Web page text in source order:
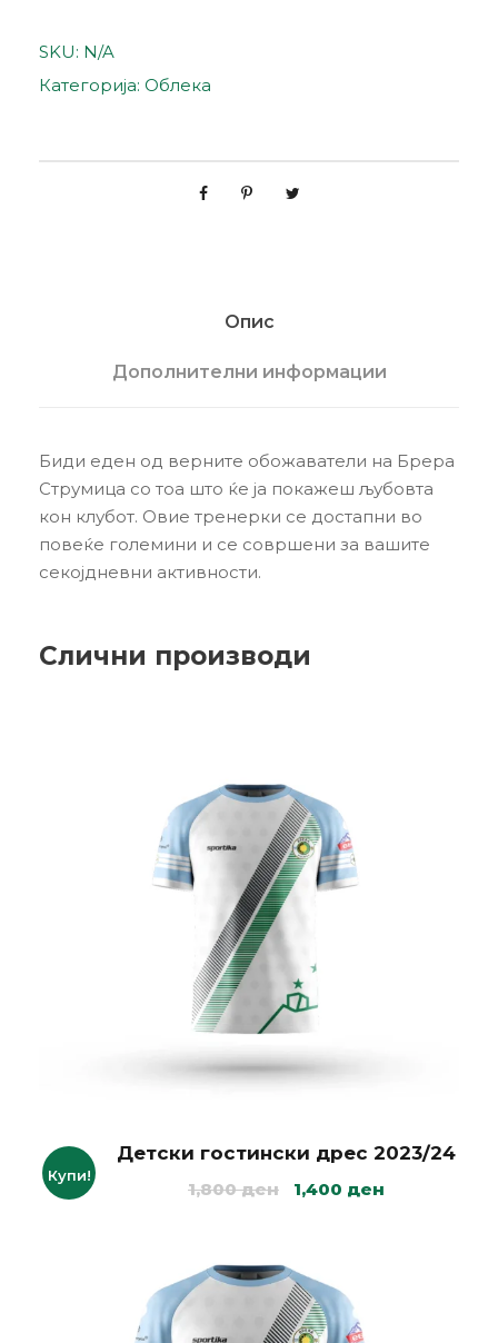
SKU: N/A
Категорија: Облека
Опис
Дополнителни информации
Биди еден од верните обожаватели на Брера
Струмица со тоа што ќе ја покажеш љубовта
кон клубот. Овие тренерки се достапни во
повеќе големини и се совршени за вашите
секојдневни активности.
Слични производи
Купи!
Детски гостински дрес 2023/24
1,800ден
O
g
i
n
1,400 ден